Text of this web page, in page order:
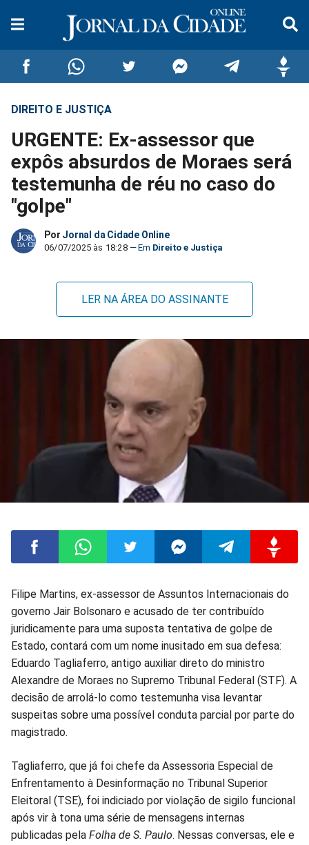
Compartilhar
no
Facebook
Compartilhar
no
Whatsapp
Compartilhar
no
Twitter
no
Messenger
no
Telegram
no
Gettr
DIREITO E JUSTIÇA
URGENTE: Ex-assessor que
expôs absurdos de Moraes será
testemunha de réu no caso do
"golpe"
Por Jornal da Cidade Online
06/07/2025 às 18:28 Direito e Justiça
LER NA ÁREA DO ASSINANTE
Compartilhar
no
Facebook
Compartilhar
no
Whatsapp
Compartilhar
no
Twitter
Compartilhar
no
Messenger
Compartilhar
no
Telegram
no
Gettr
Filipe Martins, ex-assessor de Assuntos Internacionais do
governo Jair Bolsonaro e acusado de ter contribuído
juridicamente para uma suposta tentativa de golpe de
Estado, contará com um nome inusitado em sua defesa:
Eduardo Tagliaferro, antigo auxiliar direto do ministro
Alexandre de Moraes no Supremo Tribunal Federal (STF). A
decisão de arrolá-lo como testemunha visa levantar
suspeitas sobre uma possível conduta parcial por parte do
magistrado.
Tagliaferro, que já foi chefe da Assessoria Especial de
Enfrentamento à Desinformação no Tribunal Superior
Eleitoral (TSE), foi indiciado por violação de sigilo funcional
após vir à tona uma série de mensagens internas
publicadas pela Folha de S. Paulo. Nessas conversas, ele e